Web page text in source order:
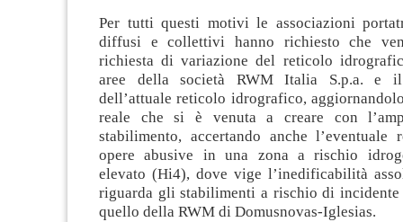
Per tutti questi motivi le associazioni
diffusi e collettivi hanno richiesto che
richiesta di variazione del reticolo
aree della società RWM Italia S.p.a. e il
dell’attuale reticolo idrografico,
reale che si è venuta a creare con
stabilimento, accertando anche l’eventuale
opere abusive in una zona a rischio
elevato (Hi4), dove vige l’inedificabilità
riguarda gli stabilimenti a rischio di incidente
quello della RWM di Domusnovas-Iglesias.